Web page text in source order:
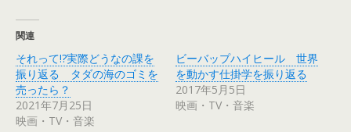
t
t
e
r
で
共
有
(
共
有
す
る
は
ク
リ
関連
それって!?実際どうなの課を
振り返る タダの海のゴミを
売ったら？
2021年7月25日
映画・TV・音楽
ビーバップハイヒール 世界
を動かす仕掛学を振り返る
2017年5月5日
映画・TV・音楽